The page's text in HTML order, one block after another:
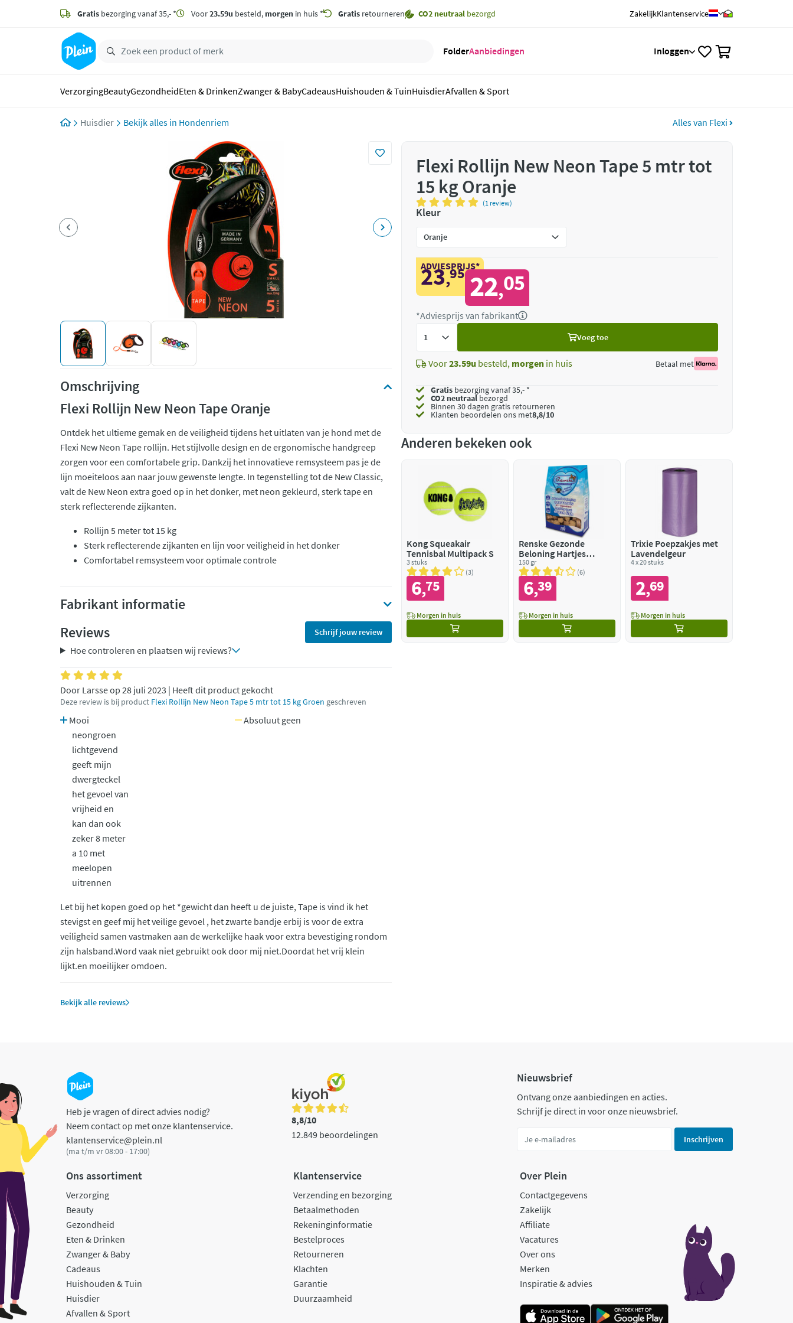
zoeken
hoofdinhoud
Gratis bezorging vanaf 35,- * Voor23.59u besteld, morgen in huis * Gratis retourneren CO2 neutraal bezorgd ZakelijkKlantenservice
FolderAanbiedingen Inloggen
VerzorgingBeautyGezondheidEten & DrinkenZwanger & BabyCadeausHuishouden & TuinHuisdierAfvallen & Sport
Huisdier Hondenriem Alles van Flexi
Omschrijving
Flexi Rollijn New Neon Tape Oranje
Ontdek het ultieme gemak en de veiligheid tijdens het uitlaten van je hond met de
Flexi New Neon Tape rollijn. Het stijlvolle design en de ergonomische handgreep
zorgen voor een comfortabele grip. Dankzij het innovatieve remsysteem pas je de
lijn moeiteloos aan naar jouw gewenste lengte. In tegenstelling tot de New Classic,
valt de New Neon extra goed op in het donker, met neon gekleurd, sterk tape en
sterk reflecterende zijkanten.
Rollijn 5 meter tot 15 kg
Sterk reflecterende zijkanten en lijn voor veiligheid in het donker
Comfortabel remsysteem voor optimale controle
Fabrikant informatie
Reviews
Schrijf jouw review
Hoe controleren en plaatsen wij reviews?
Door Larsse op 28 juli 2023 | Heeft dit product gekocht
Deze review is bij product Flexi Rollijn New Neon Tape 5 mtr tot 15 kg Groen geschreven
Mooi
neongroen
lichtgevend
geeft mijn
dwergteckel
het gevoel van
vrijheid en
kan dan ook
zeker 8 meter
a 10 met
meelopen
uitrennen
Absoluut geen
Let bij het kopen goed op het *gewicht dan heeft u de juiste, Tape is vind ik het
stevigst en geef mij het veilige gevoel , het zwarte bandje erbij is voor de extra
veiligheid samen vastmaken aan de werkelijke haak voor extra bevestiging rondom
zijn halsband.Word vaak niet gebruikt ook door mij niet.Doordat het vrij klein
lijkt.en moeilijker omdoen.
Bekijk alle reviews
Flexi Rollijn New Neon Tape 5 mtr tot
15 kg Oranje
(1 review)
Kleur
ADVIESPRIJS*
23,95 22,05
*Adviesprijs van fabrikant
Voeg toe
Voor23.59u besteld, morgen in huis Betaal met
Gratis bezorging vanaf 35,- *
CO2 neutraalbezorgd
Binnen 30 dagen gratis retourneren
Klanten beoordelen ons met8,8/10
Anderen bekeken ook
Kong Squeakair
Tennisbal Multipack S
3 stuks
3
6,75
Morgen in huis
Renske Gezonde
Beloning Hartjes
Hondensnack
Oceaanvis
150 gr
6
6,39
Morgen in huis
Trixie Poepzakjes met
Lavendelgeur
4 x 20 stuks
2,69
Morgen in huis
Heb je vragen of direct advies nodig?
Neem contact op met onze klantenservice.
klantenservice@plein.nl
(ma t/m vr 08:00 - 17:00)
8,8/10
12.849 beoordelingen
Nieuwsbrief
Ontvang onze aanbiedingen en acties.
Schrijf je direct in voor onze nieuwsbrief.
Inschrijven
Ons assortiment
Verzorging
Beauty
Gezondheid
Eten & Drinken
Zwanger & Baby
Cadeaus
Huishouden & Tuin
Huisdier
Afvallen & Sport
Klantenservice
Verzending en bezorging
Betaalmethoden
Rekeninginformatie
Bestelproces
Retourneren
Klachten
Garantie
Duurzaamheid
Over Plein
Contactgegevens
Zakelijk
Affiliate
Vacatures
Over ons
Merken
Inspiratie & advies